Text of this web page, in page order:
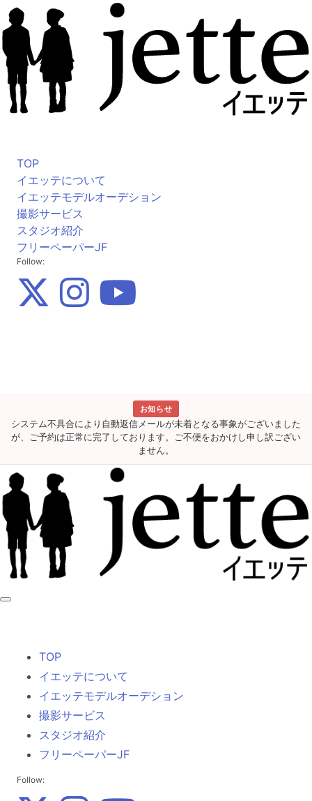
TOP
イエッテについて
イエッテモデルオーデション
撮影サービス
スタジオ紹介
フリーペーパーJF
Follow:
お知らせ
システム不具合により自動返信メールが未着となる事象がございました
が、ご予約は正常に完了しております。ご不便をおかけし申し訳ござい
ません。
TOP
イエッテについて
イエッテモデルオーデション
撮影サービス
スタジオ紹介
フリーペーパーJF
Follow: